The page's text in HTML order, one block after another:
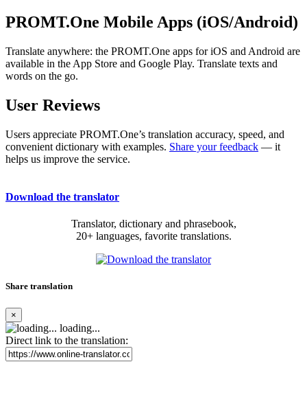
PROMT.One Mobile Apps (iOS/Android)
Translate anywhere: the PROMT.One apps for iOS and Android are
available in the App Store and Google Play. Translate texts and
words on the go.
User Reviews
Users appreciate PROMT.One’s translation accuracy, speed, and
convenient dictionary with examples. Share your feedback — it
helps us improve the service.
Download the translator
Translator, dictionary and phrasebook,
20+ languages, favorite translations.
Share translation
×
loading...
Direct link to the translation: